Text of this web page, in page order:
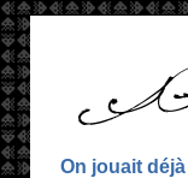
On jouait